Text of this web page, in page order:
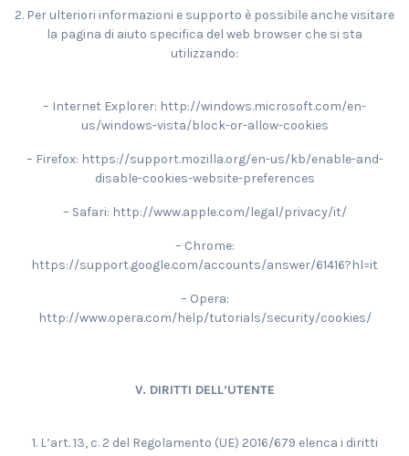
2. Per ulteriori informazioni e supporto è possibile anche visitare
la pagina di aiuto specifica del web browser che si sta
utilizzando:
– Internet Explorer: http://windows.microsoft.com/en-
us/windows-vista/block-or-allow-cookies
– Firefox: https://support.mozilla.org/en-us/kb/enable-and-
disable-cookies-website-preferences
– Safari: http://www.apple.com/legal/privacy/it/
– Chrome:
https://support.google.com/accounts/answer/61416?hl=it
– Opera:
http://www.opera.com/help/tutorials/security/cookies/
V. DIRITTI DELL’UTENTE
1. L’art. 13, c. 2 del Regolamento (UE) 2016/679 elenca i diritti